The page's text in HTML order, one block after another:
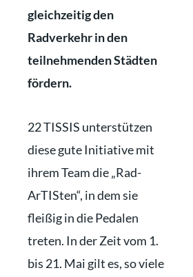
gleichzeitig den
Radverkehr in den
teilnehmenden Städten
fördern.
22 TISSIS unterstützen
diese gute Initiative mit
ihrem Team die „Rad-
ArTISten“, in dem sie
fleißig in die Pedalen
treten. In der Zeit vom 1.
bis 21. Mai gilt es, so viele